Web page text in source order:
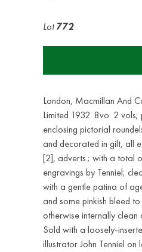
Lot772
London, Macmillan And
Limited 1932. 8vo. 2 vols;
enclosing pictorial
and decorated in gilt, all
[2], adverts.; with a total
engravings by Tenniel;
with a gentle patina of
and some pinkish bleed
otherwise internally clean
Sold with a loosely-
illustrator John Tenniel